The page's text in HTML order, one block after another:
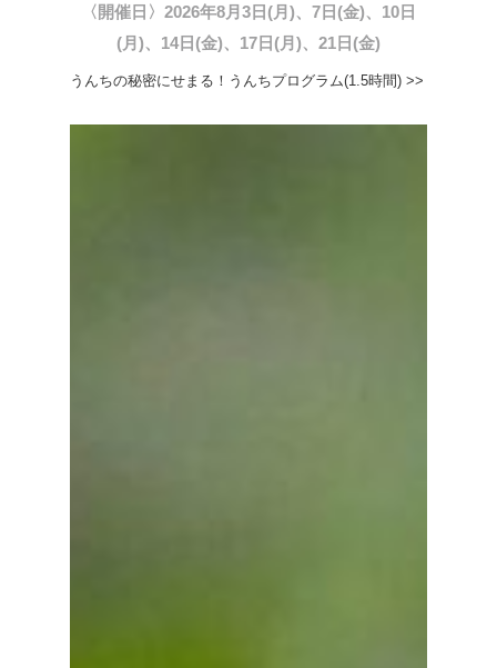
〈開催日〉2026年8月3日(月)、7日(金)、10日
(月)、14日(金)、17日(月)、21日(金)
うんちの秘密にせまる！うんちプログラム(1.5時間) >>